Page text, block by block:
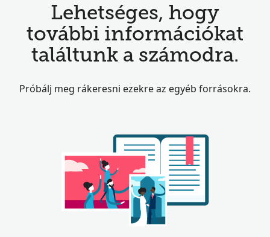
Lehetséges, hogy
további információkat
találtunk a számodra.
Próbálj meg rákeresni ezekre az egyéb forrásokra.